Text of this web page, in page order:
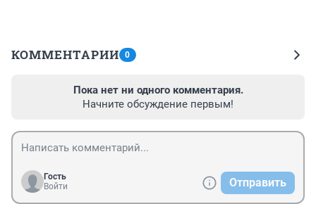
КОММЕНТАРИИ 0
Пока нет ни одного комментария.
Начните обсуждение первым!
Гость
Войти
Отправить